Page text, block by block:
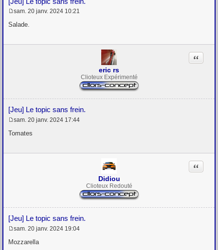
e
a
sam. 20 janv. 2024 10:21
Salade.
eric rs
Clioteux Expérimenté
[Jeu] Le topic sans frein.
Citation
e
a
sam. 20 janv. 2024 17:44
Tomates
Didiou
Clioteux Redouté
[Jeu] Le topic sans frein.
Citation
e
sam. 20 janv. 2024 19:04
Mozzarella